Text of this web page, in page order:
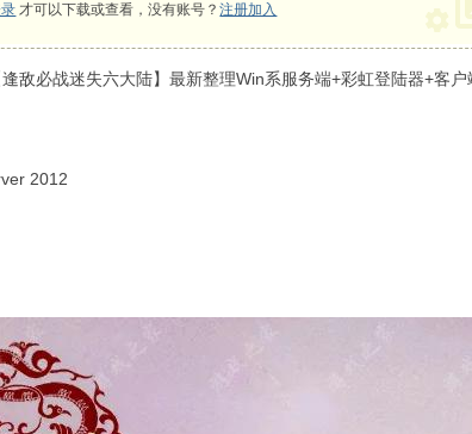
才可以下载或查看，没有账号？注册加入
敌必战迷失六大陆】最新整理Win系服务端+彩虹登陆器+客
2012